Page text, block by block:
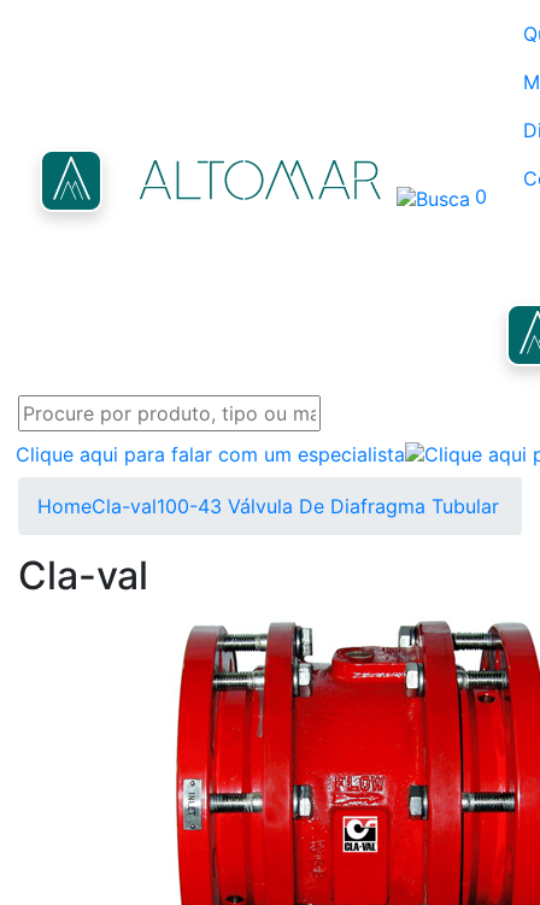
0
Clique aqui para falar com um especialista
HomeCla-val100-43 Válvula De Diafragma Tubular
Cla-val